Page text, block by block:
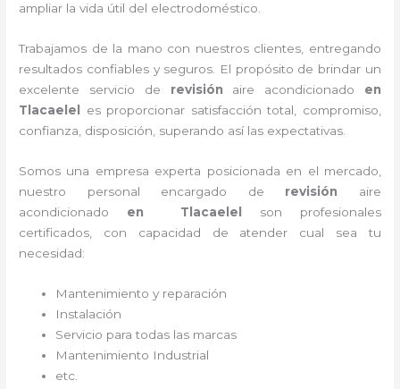
ampliar la vida útil del electrodoméstico.
Trabajamos de la mano con nuestros clientes, entregando
resultados confiables y seguros. El propósito de brindar un
excelente servicio de revisión aire acondicionado en
Tlacaelel
es proporcionar satisfacción total, compromiso,
confianza, disposición, superando así las expectativas.
Somos una empresa experta posicionada en el mercado,
nuestro personal encargado de revisión aire
acondicionado en Tlacaelel
son profesionales
certificados, con capacidad de atender cual sea tu
necesidad:
Mantenimiento y reparación
Instalación
Servicio para todas las marcas
Mantenimiento Industrial
etc.